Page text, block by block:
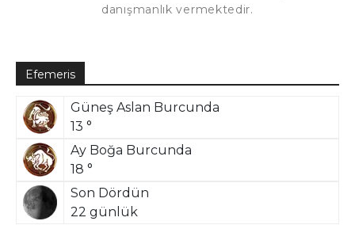
danışmanlık vermektedir.
Efemeris
Güneş Aslan Burcunda
13 °
Ay Boğa Burcunda
18 °
Son Dördün
22 günlük